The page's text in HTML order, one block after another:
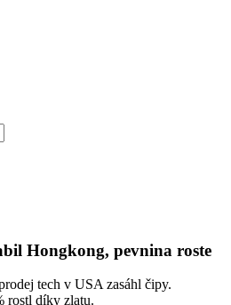
Hongkong, pevnina roste
tech v USA zasáhl čipy.
rostl díky zlatu.